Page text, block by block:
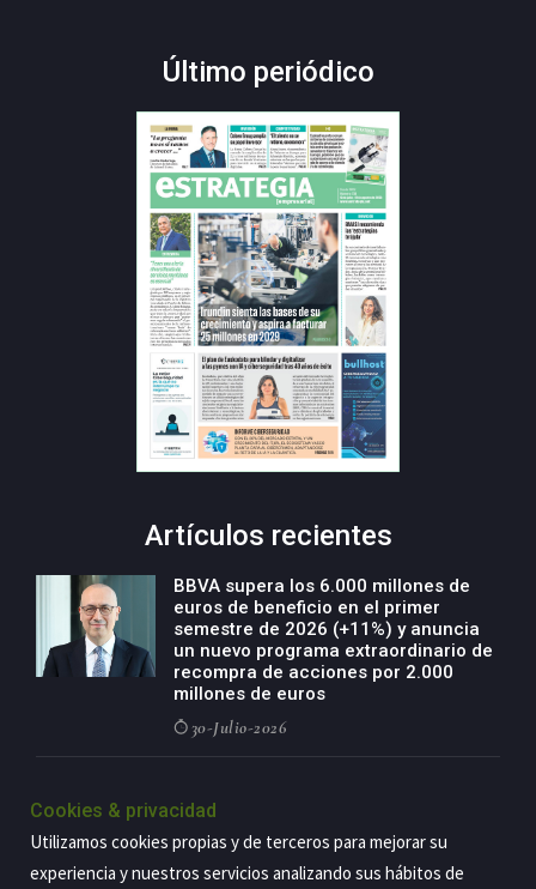
Último periódico
Artículos recientes
BBVA supera los 6.000 millones de
euros de beneficio en el primer
semestre de 2026 (+11%) y anuncia
un nuevo programa extraordinario de
recompra de acciones por 2.000
millones de euros
30-Julio-2026
negocio agro con un modelo global
países
29-Julio-2026
Cookies & privacidad
Utilizamos cookies propias y de terceros para mejorar su
experiencia y nuestros servicios analizando sus hábitos de